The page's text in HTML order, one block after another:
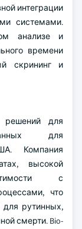
интеграции
системами.
анализе и
времени
скрининг и
решений для
для
Компания
высокой
с
что
рутинных,
смерти. Bio-